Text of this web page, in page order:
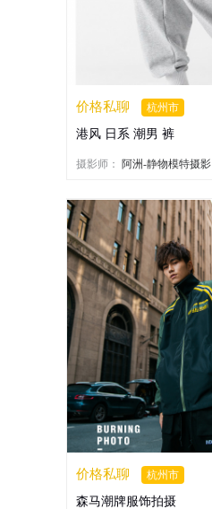
价格私聊 杭州市
港风 日系 潮男 裤
摄影师： 阿洲-静物模特摄影
价格私聊 杭州市
森马潮牌服饰拍摄